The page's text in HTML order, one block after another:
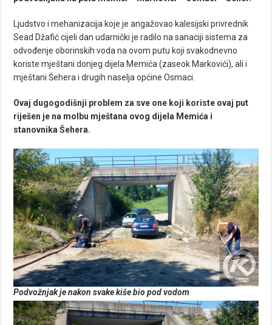
Ljudstvo i mehanizacija koje je angažovao kalesijski privrednik
Sead Džafić cijeli dan udarnički je radilo na sanaciji sistema za
odvođenje oborinskih voda na ovom putu koji svakodnevno
koriste mještani donjeg dijela Memića (zaseok Markovići), ali i
mještani Šehera i drugih naselja općine Osmaci.
Ovaj dugogodišnji problem za sve one koji koriste ovaj put
riješen je na molbu mještana ovog dijela Memića i
stanovnika Šehera.
Podvožnjak je nakon svake kiše bio pod vodom